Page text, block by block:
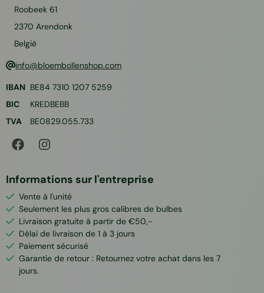
Roobeek 61
2370 Arendonk
België
info@bloembollenshop.com
IBAN BE84 7310 1207 5259
BIC
KREDBEBB
TVA
BE0829.055.733
Informations sur l'entreprise
Vente à l'unité
Seulement les plus gros calibres de bulbes
Livraison gratuite à partir de €50,-
Délai de livraison de 1 à 3 jours
Paiement sécurisé
Garantie de retour : Retournez votre achat dans les 7
jours.